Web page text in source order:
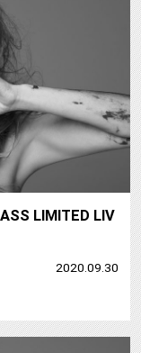
LIMITED LIV
2020.09.30